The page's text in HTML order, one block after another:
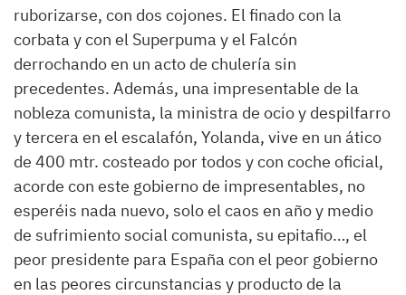
ruborizarse, con dos cojones. El finado con la
corbata y con el Superpuma y el Falcón
derrochando en un acto de chulería sin
precedentes. Además, una impresentable de la
nobleza comunista, la ministra de ocio y despilfarro
y tercera en el escalafón, Yolanda, vive en un ático
de 400 mtr. costeado por todos y con coche oficial,
acorde con este gobierno de impresentables, no
esperéis nada nuevo, solo el caos en año y medio
de sufrimiento social comunista, su epitafio…, el
peor presidente para España con el peor gobierno
en las peores circunstancias y producto de la